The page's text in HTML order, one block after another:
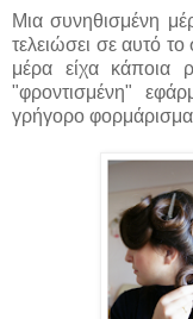
Μια συνηθισμένη
τελειώσει σε αυτό
μέρα είχα κάποια
"φροντισμένη"
γρήγορο